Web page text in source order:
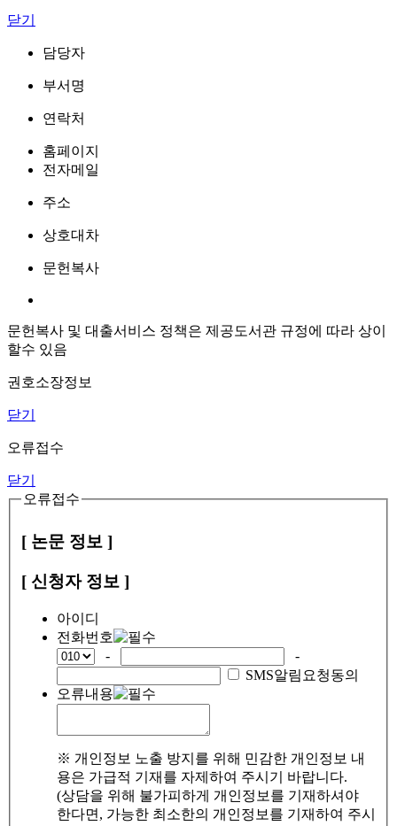
닫기
담당자
부서명
연락처
홈페이지
전자메일
주소
상호대차
문헌복사
문헌복사 및 대출서비스 정책은 제공도서관 규정에 따라 상이
할수 있음
권호소장정보
닫기
오류접수
닫기
오류접수
[ 논문 정보 ]
[ 신청자 정보 ]
아이디
전화번호
-
-
SMS알림요청동의
오류내용
※ 개인정보 노출 방지를 위해 민감한 개인정보 내
용은 가급적 기재를 자제하여 주시기 바랍니다.
(상담을 위해 불가피하게 개인정보를 기재하셔야
한다면, 가능한 최소한의 개인정보를 기재하여 주시